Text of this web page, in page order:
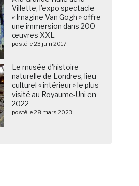
Villette, l’expo spectacle
« Imagine Van Gogh » offre
une immersion dans 200
œuvres XXL
posté le 23 juin 2017
Le musée d’histoire
naturelle de Londres, lieu
culturel « intérieur » le plus
visité au Royaume-Uni en
2022
posté le 28 mars 2023